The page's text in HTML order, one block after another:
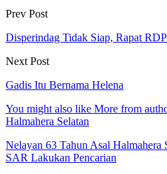
Prev Post
Disperindag Tidak Siap, Rapat
Next Post
Gadis Itu Bernama Helena
You might also like More from
Halmahera Selatan
Nelayan 63 Tahun Asal Halmahera
SAR Lakukan Pencarian